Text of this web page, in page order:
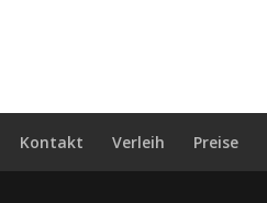
Kontakt Verleih Preise